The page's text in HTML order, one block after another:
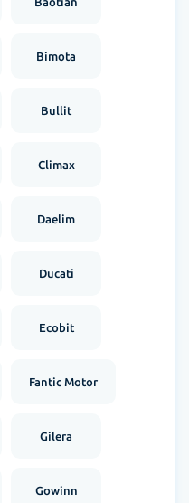
Bimota
Bullit
Climax
Daelim
Ducati
Ecobit
Fantic Motor
Gilera
Gowinn